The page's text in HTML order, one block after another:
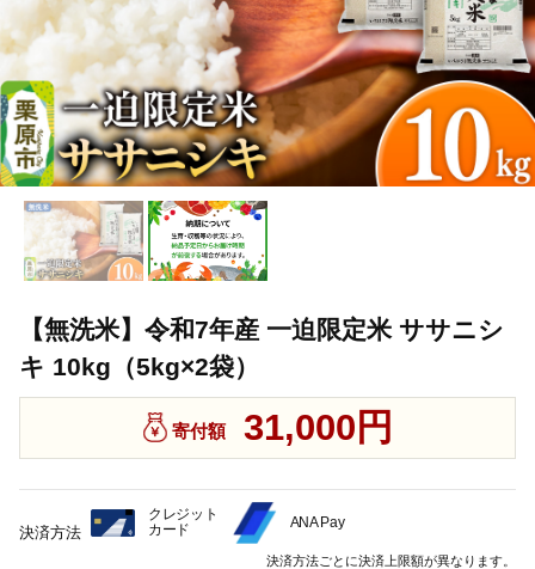
【無洗米】令和7年産 一迫限定米 ササニシ
キ 10kg（5kg×2袋）
寄付額 31,000円
決済方法
クレジット
カード
ANA Pay
決済方法ごとに決済上限額が異なります。